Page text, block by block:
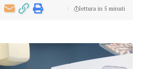
lettura in 5 minuti